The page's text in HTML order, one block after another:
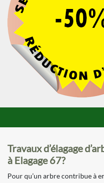
Travaux d’élagage
à Elagage 67?
Pour qu’un arbre contribue à